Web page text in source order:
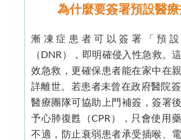
為什麼要簽署預設醫療
漸凍症患者可以簽署「預設
（DNR），即明確侵入性急救。
效急救，更確保患者能在家中在
詳離世。若患者未曾在政府醫院
醫療團隊可協助上門補簽，簽署
予心肺復甦（CPR），只會使用
不適，防止衰弱患者承受插喉、